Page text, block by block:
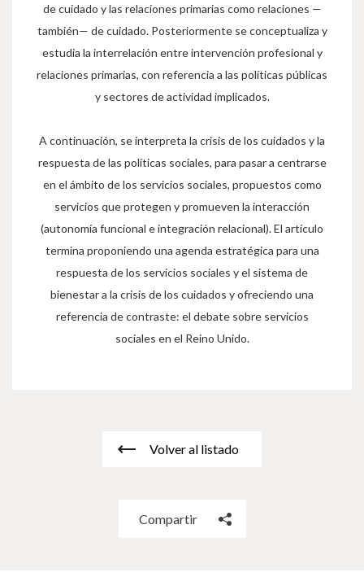
de cuidado y las relaciones primarias como relaciones —
también— de cuidado. Posteriormente se conceptualiza y
estudia la interrelación entre intervención profesional y
relaciones primarias, con referencia a las políticas públicas
y sectores de actividad implicados.
A continuación, se interpreta la crisis de los cuidados y la
respuesta de las políticas sociales, para pasar a centrarse
en el ámbito de los servicios sociales, propuestos como
servicios que protegen y promueven la interacción
(autonomía funcional e integración relacional). El artículo
termina proponiendo una agenda estratégica para una
respuesta de los servicios sociales y el sistema de
bienestar a la crisis de los cuidados y ofreciendo una
referencia de contraste: el debate sobre servicios
sociales en el Reino Unido.
Volver al listado
Compartir